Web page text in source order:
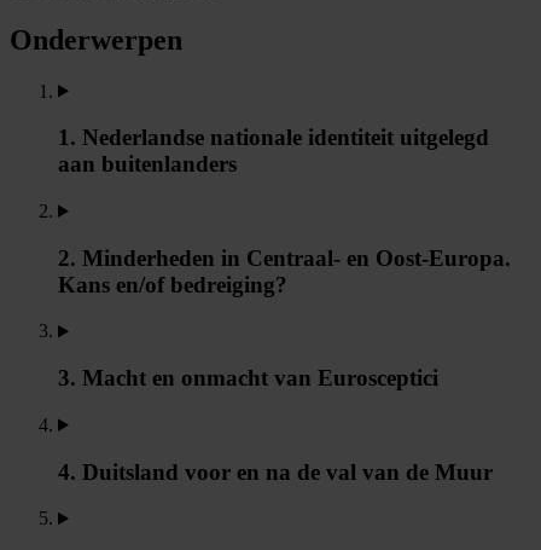
Onderwerpen
1. Nederlandse nationale identiteit uitgelegd
aan buitenlanders
2. Minderheden in Centraal- en Oost-Europa.
Kans en/of bedreiging?
3. Macht en onmacht van Eurosceptici
4. Duitsland voor en na de val van de Muur